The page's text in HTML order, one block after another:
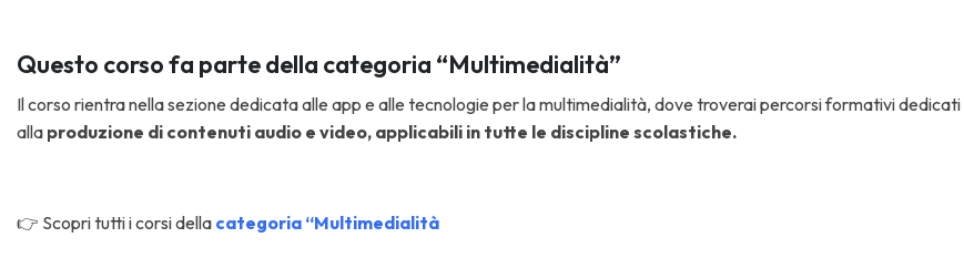
Questo corso fa parte della categoria “Multimedialità”
Il corso rientra nella sezione dedicata alle app e alle tecnologie per la multimedialità, dove troverai percorsi formativi dedicati
alla produzione di contenuti audio e video, applicabili in tutte le discipline scolastiche.
👉 Scopri tutti i corsi della categoria “Multimedialità